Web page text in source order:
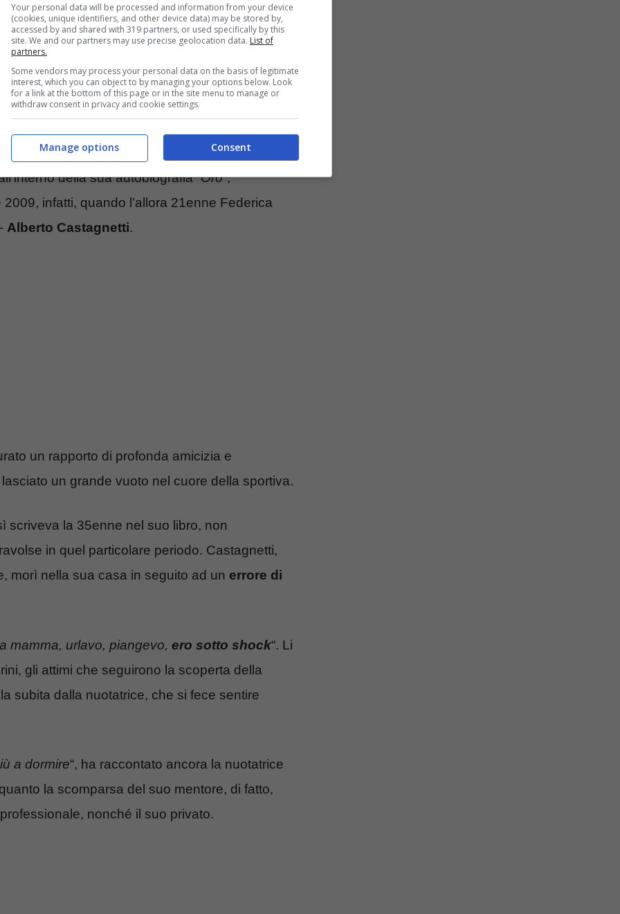
stravolta in positivo dall’imminente arrivo
Federica Pellegrini, si nascondono anche
avrebbe segnato la vita della nuotatrice più
della sua autobiografia “Oro“,
infatti, quando l’allora 21enne Federica
Alberto Castagnetti.
un rapporto di profonda amicizia e
un grande vuoto nel cuore della sportiva.
scriveva la 35enne nel suo libro, non
in quel particolare periodo. Castagnetti,
morì nella sua casa in seguito ad un errore di
mamma, urlavo, piangevo, ero sotto shock“. Li
gli attimi che seguirono la scoperta della
subita dalla nuotatrice, che si fece sentire
a dormire“, ha raccontato ancora la nuotatrice
la scomparsa del suo mentore, di fatto,
nonché il suo privato.
Your personal data will be processed and information from your device
(cookies, unique identifiers, and other device data) may be stored by,
accessed by and shared with 319 partners, or used specifically by this
site. We and our partners may use precise geolocation data. List of
partners.
Some vendors may process your personal data on the basis of legitimate
interest, which you can object to by managing your options below. Look
for a link at the bottom of this page or in the site menu to manage or
withdraw consent in privacy and cookie settings.
Consent
Manage options